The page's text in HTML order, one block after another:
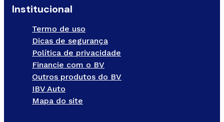
Institucional
Termo de uso
Dicas de segurança
Política de privacidade
Financie com o BV
Outros produtos do BV
IBV Auto
Mapa do site